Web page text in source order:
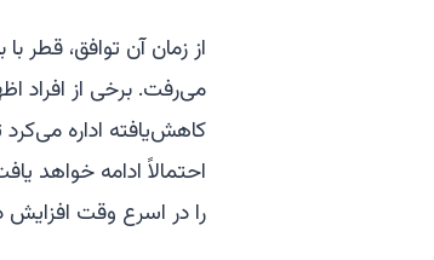
از زمان آن توافق، قطر
می‌رفت. برخی از افراد
کاهش‌یافته اداره می‌کرد
احتمالاً ادامه خواهد
را در اسرع وقت